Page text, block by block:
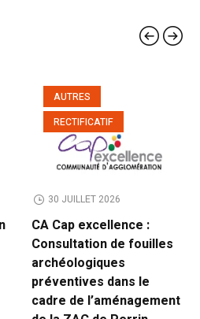
AUTRES
RECTIFICATIF
30 JUILLET 2026
CA Cap excellence :
Consultation de fouilles
archéologiques
préventives dans le
cadre de l’aménagement